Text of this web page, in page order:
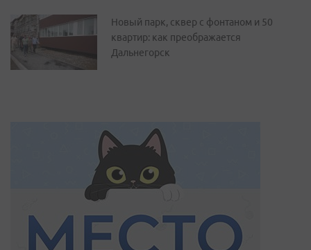
Новый парк, сквер с фонтаном и 50
квартир: как преображается
Дальнегорск